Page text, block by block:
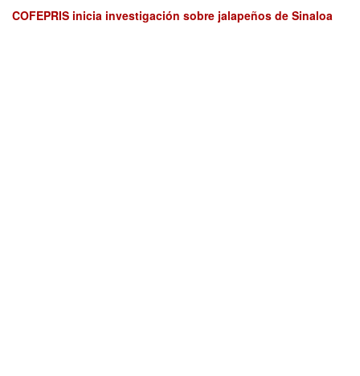
COFEPRIS inicia investigación sobre jalapeños de Sinaloa